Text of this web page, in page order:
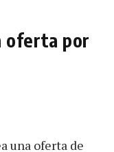
oferta por
una oferta de